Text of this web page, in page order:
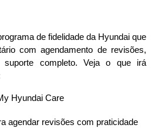
de fidelidade da Hyundai que
com agendamento de revisões,
suporte completo. Veja o que irá
Hyundai Care
agendar revisões com praticidade